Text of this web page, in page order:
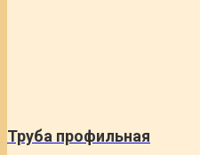
Труба профильная